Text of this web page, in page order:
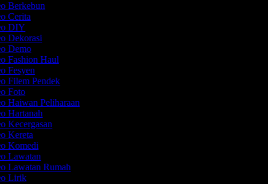
Berkebun
Cerita
DIY
Dekorasi
Demo
Fashion Haul
Fesyen
Filem Pendek
Foto
Haiwan Peliharaan
Hartanah
Kecergasan
Kereta
Komedi
Lawatan
Lawatan Rumah
Lirik